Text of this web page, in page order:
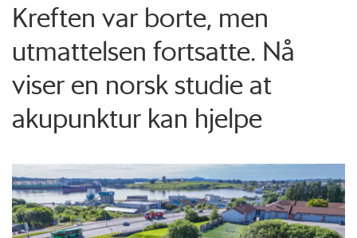
Kreften var borte, men
utmattelsen fortsatte. Nå
viser en norsk studie at
akupunktur kan hjelpe